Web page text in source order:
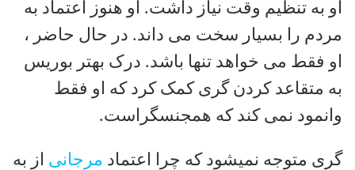
او به تنظیم وقت نیاز داشت. او هنوز اعتماد به
مردم را بسیار سخت می داند. در حال حاضر ،
او فقط می خواهد تنها باشد. درک بهتر بوریس
به متقاعد کردن گری کمک کرد که او فقط
وانمود نمی کند که همجنسگراست.
گری متوجه نمیشود که چرا اعتماد مرجانی از به